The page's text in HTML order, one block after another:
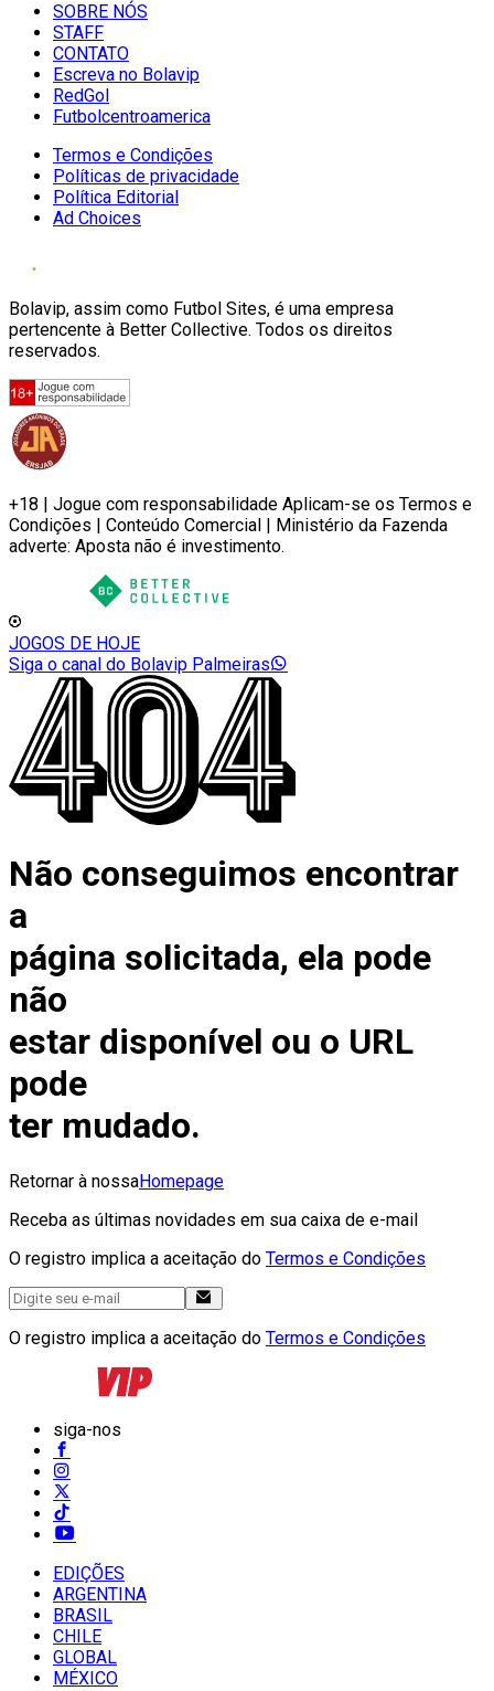
SOBRE NÓS
STAFF
CONTATO
Escreva no Bolavip
RedGol
Futbolcentroamerica
Termos e Condições
Políticas de privacidade
Política Editorial
Ad Choices
Bolavip, assim como Futbol Sites, é uma empresa
pertencente à Better Collective. Todos os direitos
reservados.
+18 | Jogue com responsabilidade Aplicam-se os Termos e
Condições | Conteúdo Comercial | Ministério da Fazenda
adverte: Aposta não é investimento.
JOGOS DE HOJE
Siga o canal do Bolavip Palmeiras
Não conseguimos encontrar
a
página solicitada, ela pode
não
estar disponível ou o URL
pode
ter mudado.
Retornar à nossaHomepage
Receba as últimas novidades em sua caixa de e-mail
O registro implica a aceitação do Termos e Condições
O registro implica a aceitação do Termos e Condições
siga-nos
EDIÇÕES
ARGENTINA
BRASIL
CHILE
GLOBAL
MÉXICO